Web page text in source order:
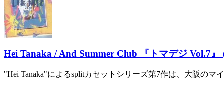
Hei Tanaka / And Summer Club 『トマデジ Vol.7
"Hei Tanaka"によるsplitカセットシリーズ第7作は、大阪のマ